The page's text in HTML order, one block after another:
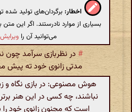
اخطار: برگردان‌های تولید
بسیاری از موارد نادرستند. اگر این
می‌توانید آن را ویرایش
# در نظربازی سرآمد چون
مدتی زانوی خود ته پیش
هوش مصنوعی: در بازی نگاه و
نباشند، چه کسی در این هنر
است که مجنون زانوی خود را